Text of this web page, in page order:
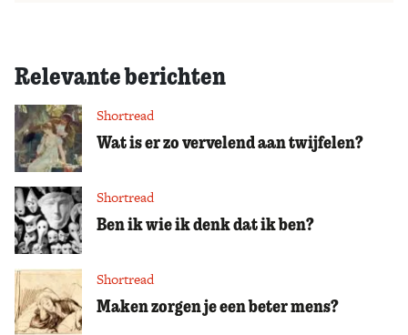
Relevante berichten
Shortread
Wat is er zo vervelend aan twijfelen?
Shortread
Ben ik wie ik denk dat ik ben?
Shortread
Maken zorgen je een beter mens?